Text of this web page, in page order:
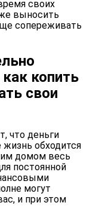
своих
выносить
сопереживать
копить
свои
что деньги
жизнь обходится
домом весь
постоянной
могут
и при этом